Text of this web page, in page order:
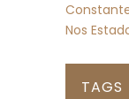
Nos
TAGS